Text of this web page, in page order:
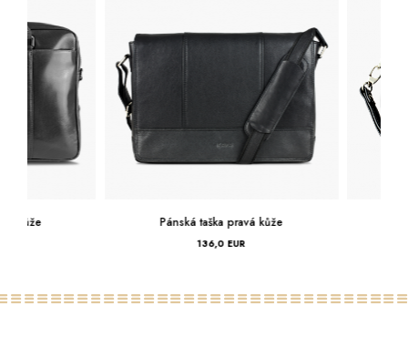
Pánská taška pravá kůže